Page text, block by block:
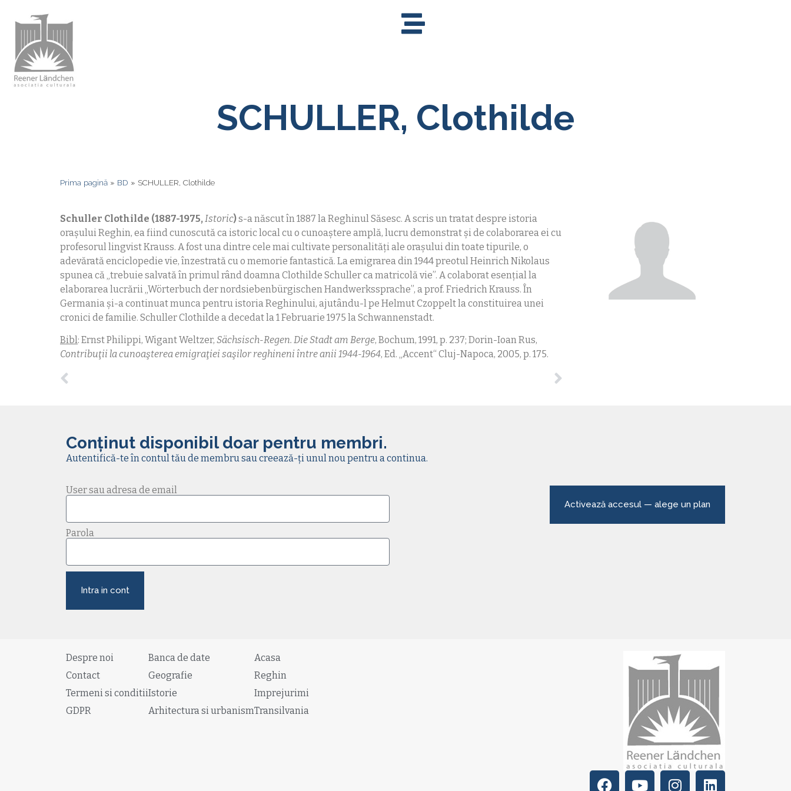
SCHULLER, Clothilde
Prima pagină » BD » SCHULLER, Clothilde
Schuller Clothilde (1887-1975,Istoric)s-a născut în 1887 la Reghinul Săsesc. A scris un tratat despre istoria
orașului Reghin, ea fiind cunoscută ca istoric local cu o cunoaştere amplă, lucru demonstrat şi de colaborarea ei cu
profesorul lingvist Krauss. A fost una dintre cele mai cultivate personalități ale orașului din toate tipurile, o
adevărată enciclopedie vie, înzestrată cu o memorie fantastică. La emigrarea din 1944 preotul Heinrich Nikolaus
spunea că „trebuie salvată în primul rând doamna Clothilde Schuller ca matricolă vie”. A colaborat esențial la
elaborarea lucrării „Wörterbuch der nordsiebenbürgischen Handwerkssprache”, a prof. Friedrich Krauss. În
Germania şi-a continuat munca pentru istoria Reghinului, ajutându-l pe Helmut Czoppelt la constituirea unei
cronici de familie. Schuller Clothilde a decedat la 1 Februarie 1975 la Schwannenstadt.
Bibl: Ernst Philippi, Wigant Weltzer, Sächsisch-Regen. Die Stadt am Berge, Bochum, 1991, p. 237; Dorin-Ioan Rus,
Contribuţii la cunoaşterea emigraţiei saşilor reghineni între anii 1944-1964, Ed. „Accent“ Cluj-Napoca, 2005, p. 175.
Conținut disponibil doar pentru membri.
Autentifică-te în contul tău de membru sau creează-ți unul nou pentru a continua.
User sau adresa de email
Parola
Intra in cont
Activează accesul — alege un plan
Despre noi
Contact
Termeni si conditii
GDPR
Banca de date
Geografie
Istorie
Arhitectura si urbanism
Acasa
Reghin
Imprejurimi
Transilvania